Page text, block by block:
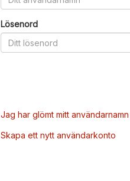
Lösenord
Jag har glömt mitt
Skapa ett nytt användarkonto